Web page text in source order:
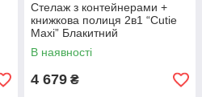
Стелаж з контейнерами +
книжкова полиця 2в1 “Cutie
Maxi” Блакитний
В наявності
4 679 ₴